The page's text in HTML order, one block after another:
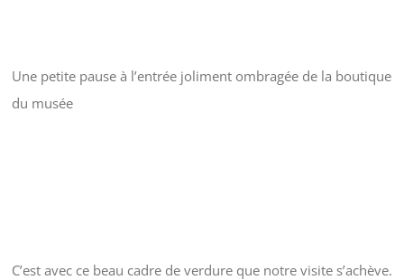
Une petite pause à l’entrée joliment ombragée de la boutique
du musée
C’est avec ce beau cadre de verdure que notre visite s’achève.